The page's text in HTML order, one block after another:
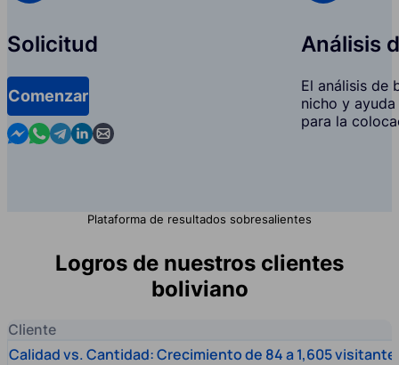
Solicitud
Comenzar
Contact us in Messenger
Contact us in WhatsApp
Contact us in Telegram
Contact us in Linkedin
Contact us by email
Análisis
El análisis de
nicho y
para la
Plataforma de resultados sobresalientes
Logros de nuestros clientes
boliviano
Cliente
Calidad vs. Cantidad: Crecimiento de 84 a 1,605